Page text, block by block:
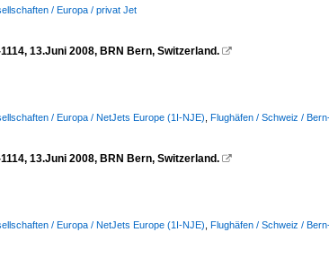
/ Europa / privat Jet
13.Juni 2008, BRN Bern, Switzerland. 
/ Europa / NetJets Europe (1I-NJE) Flughäfen / Schweiz /
13.Juni 2008, BRN Bern, Switzerland. 
/ Europa / NetJets Europe (1I-NJE) Flughäfen / Schweiz /